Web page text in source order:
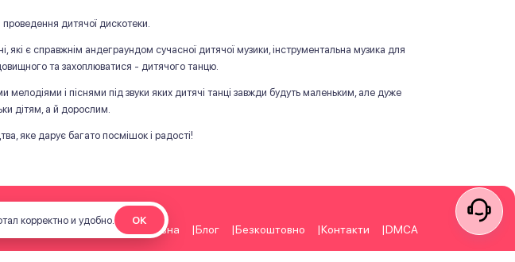
дитячої дискотеки.
які є справжнім андеграундом сучасної дитячої музики, інструментальна музика для
та захоплюватися - дитячого танцю.
і піснями під звуки яких дитячі танці завжди будуть маленьким, але дуже
дітям, а й дорослим.
яке дарує багато посмішок і радості!
Головна Блог Безкоштовно Контакти DMCA
корректно и удобно. ОК